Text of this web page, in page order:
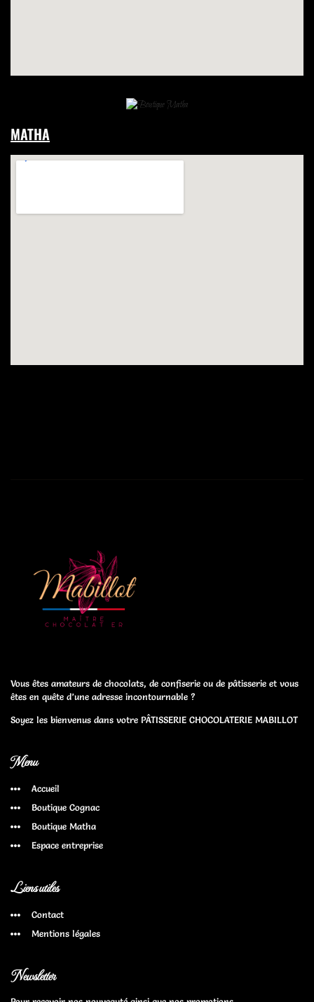
MATHA
Vous êtes amateurs de chocolats, de confiserie ou de pâtisserie et vous
êtes en quête d’une adresse incontournable ?
Soyez les bienvenus dans votre PÂTISSERIE CHOCOLATERIE MABILLOT
Menu
Accueil
Boutique Cognac
Boutique Matha
Espace entreprise
Liens utiles
Contact
Mentions légales
Newsletter